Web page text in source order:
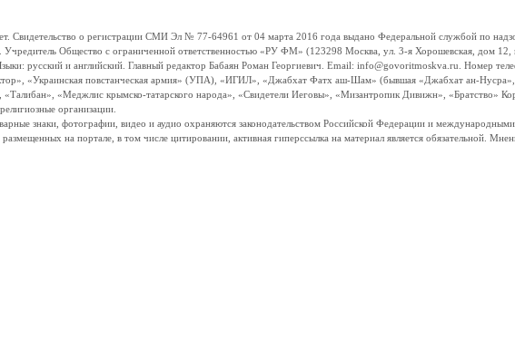
о регистрации СМИ Эл № 77-64961 от 04 марта 2016 года выдано Федеральной службой по
Общество с ограниченной ответственностью «РУ ФМ» (123298 Москва, ул. 3-я Хорошевская, дом
русский и английский. Главный редактор Бабаян Роман Георгиевич. Email: info@govoritmoskva.ru. Номер
«Украинская повстанческая армия» (УПА), «ИГИЛ», «Джабхат Фатх аш-Шам» (бывшая «Джабхат ан-
«Меджлис крымско-татарского народа», «Свидетели Иеговы», «Мизантропик Дивижн», «Братство»
организации.
знаки, фотографии, видео и аудио охраняются законодательством Российской Федерации и
на портале, в том числе цитировании, активная гиперссылка на материал является обязательной.